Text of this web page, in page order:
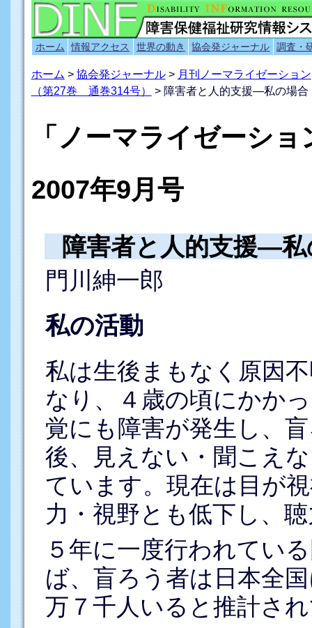
ホーム 情報アクセス 世界の動き 協会発ジャーナル 調査・
ホーム > 協会発ジャーナル> 月刊ノーマライゼーション
（第27巻 通巻314号）
> 障害者と人的支援―私の場合
「ノーマライゼー
2007年9月号
障害者と人的支援―私
門川紳一郎
私の活動
私は生後まもなく原因
なり、４歳の頃にかか
覚にも障害が発生し、
後、見えない・聞こえ
ています。現在は目が
力・視野とも低下し、
５年に一度行われてい
ば、盲ろう者は日本全
万７千人いると推計さ